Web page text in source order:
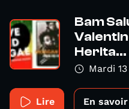
Bam
Herita...
Mardi
Lire En